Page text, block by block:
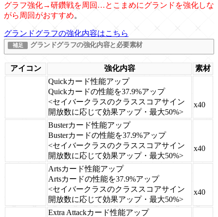
グラフ強化→研鑽戦を周回…とこまめにグランドを強化しな
がら周回がおすすめ。
グランドグラフの強化内容はこちら
グランドグラフの強化内容と必要素材
アイコン 強化内容
素材
Quickカード性能アップ
Quickカードの性能を37.9%アップ
<セイバークラスのクラススコアサイン
開放数に応じて効果アップ・最大50%>
x40
Busterカード性能アップ
Busterカードの性能を37.9%アップ
<セイバークラスのクラススコアサイン
開放数に応じて効果アップ・最大50%>
x40
Artsカード性能アップ
Artsカードの性能を37.9%アップ
<セイバークラスのクラススコアサイン
開放数に応じて効果アップ・最大50%>
x40
Extra Attackカード性能アップ